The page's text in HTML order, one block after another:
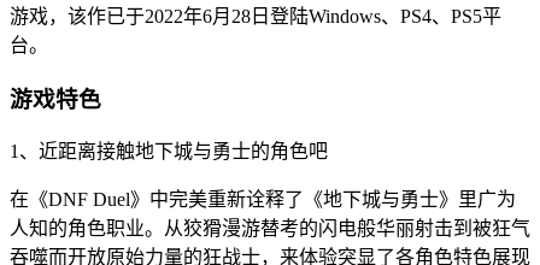
游戏，该作已于2022年6月28日登陆Windows、PS4、PS5平
台。
游戏特色
1、近距离接触地下城与勇士的角色吧
在《DNF Duel》中完美重新诠释了《地下城与勇士》里广为
人知的角色职业。从狡猾漫游替考的闪电般华丽射击到被狂气
吞噬而开放原始力量的狂战士，来体验突显了各角色特色展现